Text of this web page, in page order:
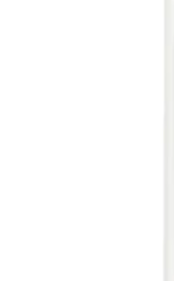
Bademli Doğal
Badem yağı ve
ciltleri nemlendirir,
kullanım için uygun,
Bademli El ve